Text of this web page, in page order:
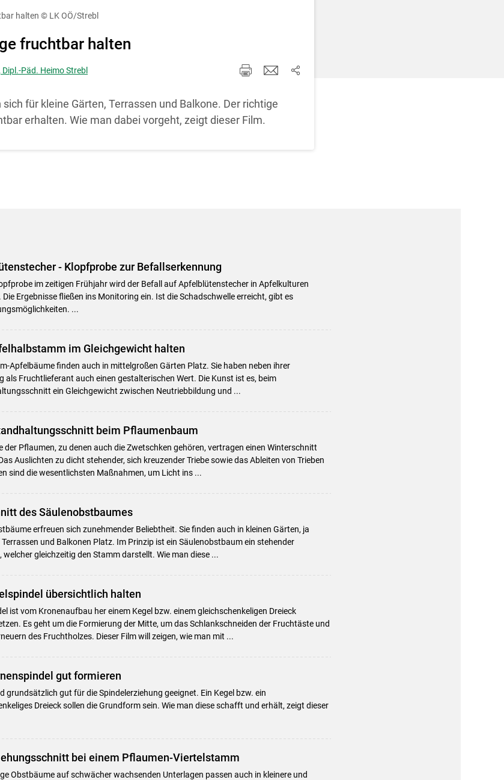
Skip to main content
halten © LK OÖ/Strebl
fruchtbar halten
Päd. Heimo Strebl
für kleine Gärten, Terrassen und Balkone. Der richtige
erhalten. Wie man dabei vorgeht, zeigt dieser Film.
- Klopfprobe zur Befallserkennung
im zeitigen Frühjahr wird der Befall auf Apfelblütenstecher in Apfelkulturen
Ergebnisse fließen ins Monitoring ein. Ist die Schadschwelle erreicht, gibt es
...
im Gleichgewicht halten
Apfelbäume finden auch in mittelgroßen Gärten Platz. Sie haben neben ihrer
als Fruchtlieferant auch einen gestalterischen Wert. Die Kunst ist es, beim
ein Gleichgewicht zwischen Neutriebbildung und ...
beim Pflaumenbaum
der Pflaumen, zu denen auch die Zwetschken gehören, vertragen einen Winterschnitt
Auslichten zu dicht stehender, sich kreuzender Triebe sowie das Ableiten von Trieben
sind die wesentlichsten Maßnahmen, um Licht ins ...
des Säulenobstbaumes
erfreuen sich zunehmender Beliebtheit. Sie finden auch in kleinen Gärten, ja
und Balkonen Platz. Im Prinzip ist ein Säulenobstbaum ein stehender
welcher gleichzeitig den Stamm darstellt. Wie man diese ...
übersichtlich halten
ist vom Kronenaufbau her einem Kegel bzw. einem gleichschenkeligen Dreieck
Es geht um die Formierung der Mitte, um das Schlankschneiden der Fruchtäste und
des Fruchtholzes. Dieser Film will zeigen, wie man mit ...
gut formieren
grundsätzlich gut für die Spindelerziehung geeignet. Ein Kegel bzw. ein
Dreieck sollen die Grundform sein. Wie man diese schafft und erhält, zeigt dieser
bei einem Pflaumen-Viertelstamm
Obstbäume auf schwächer wachsenden Unterlagen passen auch in kleinere und